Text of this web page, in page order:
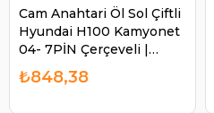
Cam Anahtari Öl Sol Çiftli
Hyundai H100 Kamyonet
04- 7PİN Çerçeveli |
KRAW AN810DC
₺848,38